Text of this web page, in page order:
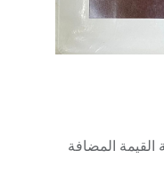
المضافة